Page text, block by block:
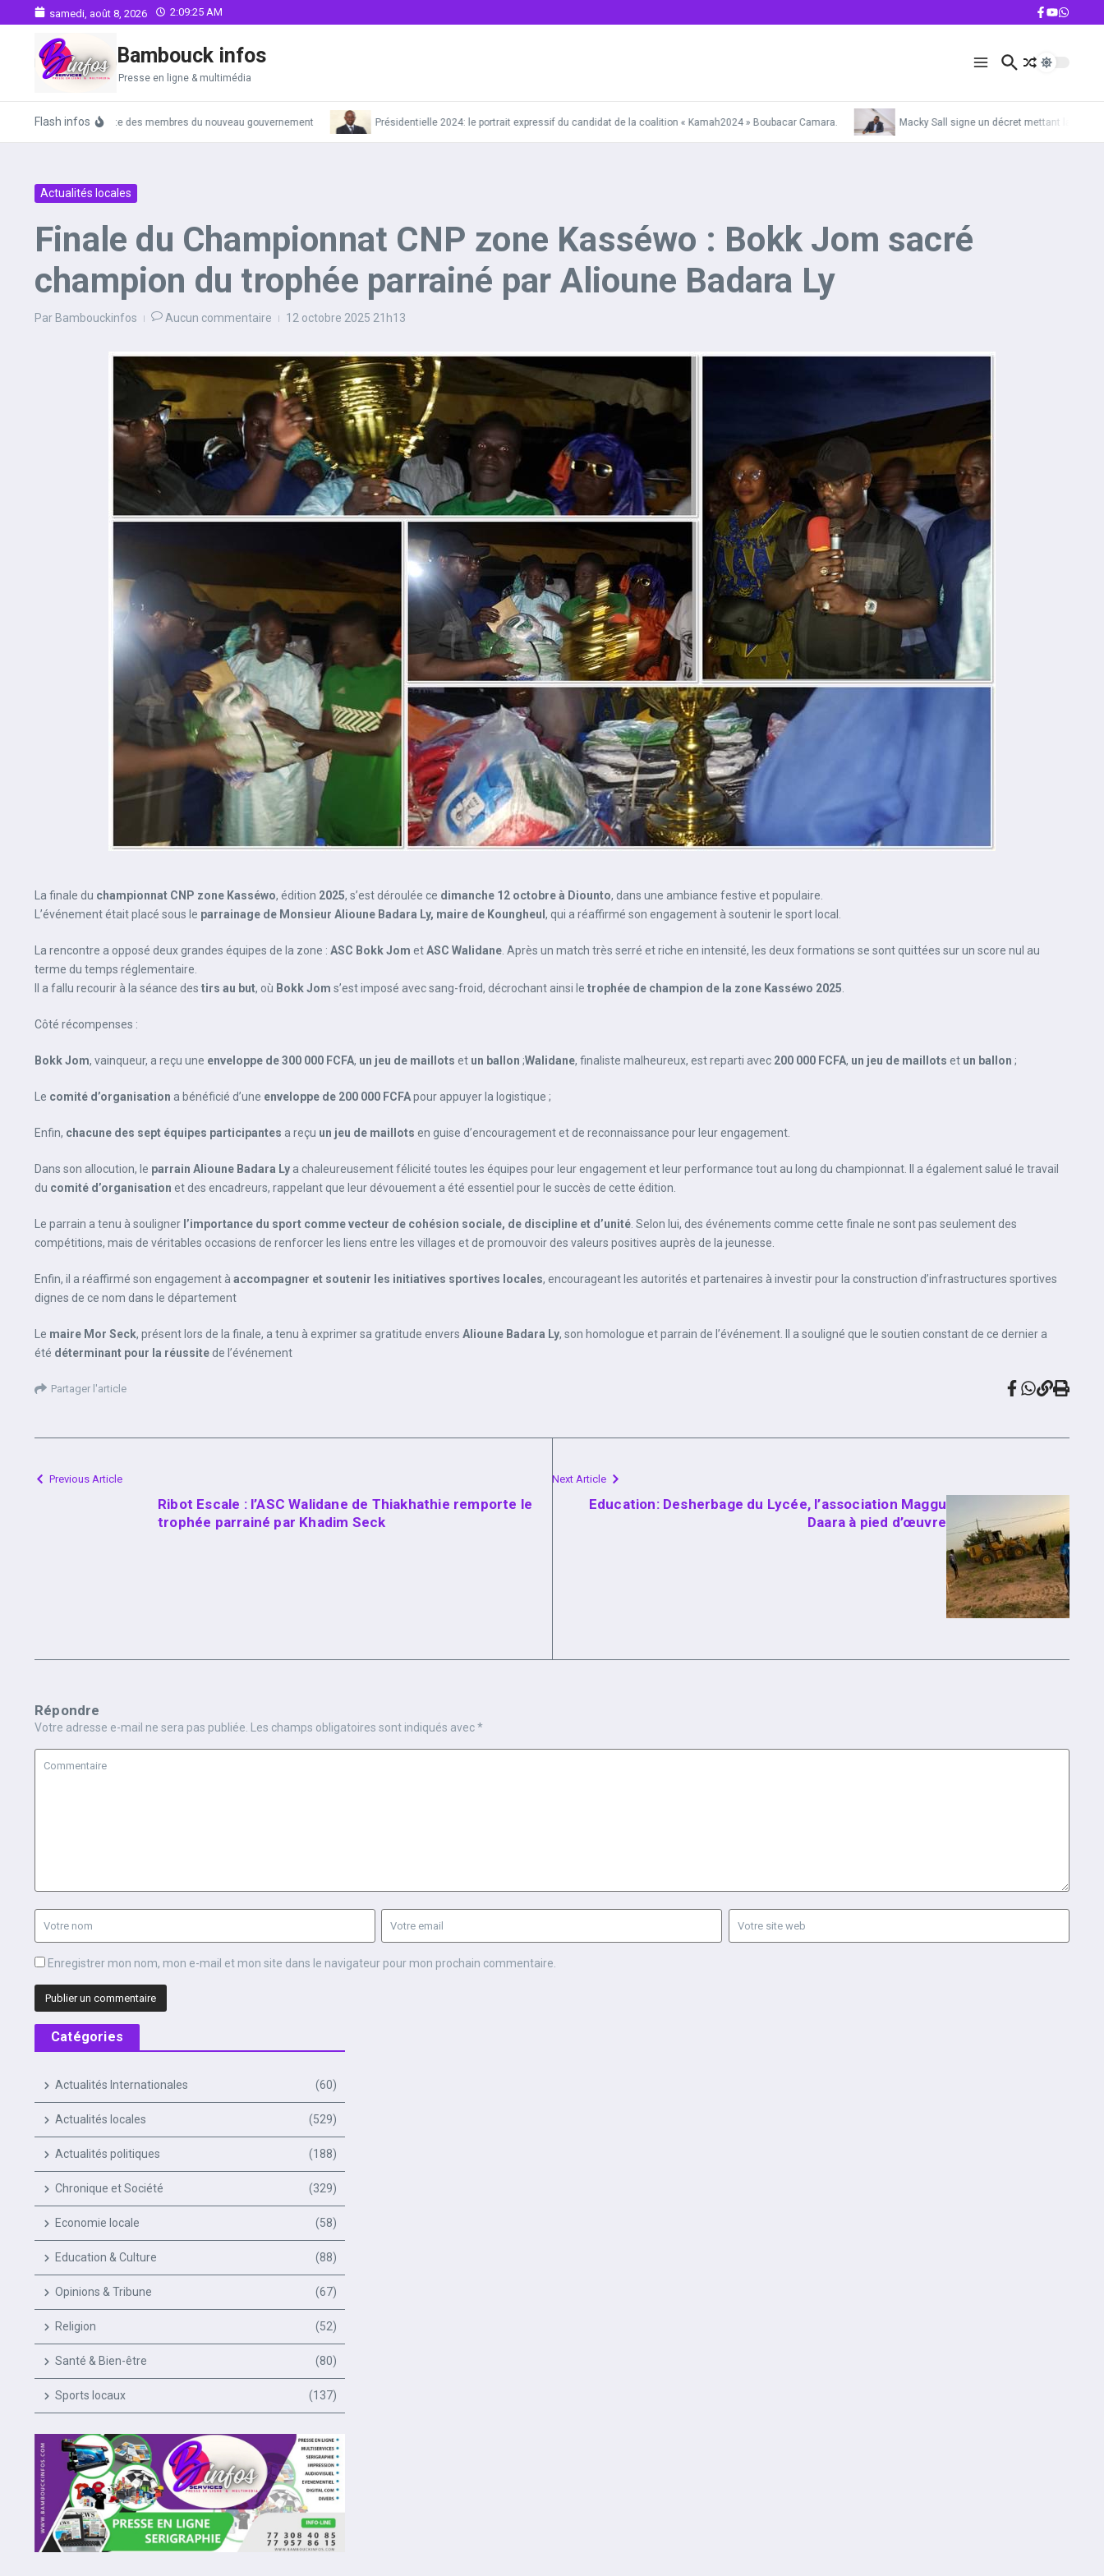
Aller au contenusamedi, août 8, 2026 2:09:26 AM
Bambouck infos
Presse en ligne & multimédia
Flash infos
La liste complète des membres du nouveau gouvernement Présidentielle 2024: le portrait expressif du candidat de la coalition « Kamah2024 » Boubacar Camara. Macky Sall signe un décret mettant la
Actualités locales
Finale du Championnat CNP zone Kasséwo : Bokk Jom sacré
champion du trophée parrainé par Alioune Badara Ly
Par Bambouckinfos Aucun commentaire 12 octobre 2025 21h13
La finale du championnat CNP zone Kasséwo, édition 2025, s’est déroulée ce dimanche 12 octobre à Diounto, dans une ambiance festive et populaire.
L’événement était placé sous le parrainage de Monsieur Alioune Badara Ly, maire de Koungheul , qui a réaffirmé son engagement à soutenir le sport local.
La rencontre a opposé deux grandes équipes de la zone : ASC Bokk Jom etASC Walidane. Après un match très serré et riche en intensité, les deux formations se sont quittées sur un score nul au
terme du temps réglementaire.
Il a fallu recourir à la séance des tirs au but, où Bokk Jom s’est imposé avec sang-froid, décrochant ainsi le trophée de champion de la zone Kasséwo 2025.
Côté récompenses :
Bokk Jom, vainqueur, a reçu une enveloppe de 300 000 FCFA, un jeu de maillots et un ballon ;Walidane, finaliste malheureux, est reparti avec 200 000 FCFA, un jeu de maillots et un ballon ;
Le comité d’organisation a bénéficié d’une enveloppe de 200 000 FCFApour appuyer la logistique ;
Enfin, chacune des sept équipes participantes a reçu un jeu de maillots en guise d’encouragement et de reconnaissance pour leur engagement.
Dans son allocution, le parrain Alioune Badara Ly a chaleureusement félicité toutes les équipes pour leur engagement et leur performance tout au long du championnat. Il a également salué le travail
du comité d’organisation et des encadreurs, rappelant que leur dévouement a été essentiel pour le succès de cette édition.
Le parrain a tenu à souligner l’importance du sport comme vecteur de cohésion sociale, de discipline et d’unité. Selon lui, des événements comme cette finale ne sont pas seulement des
compétitions, mais de véritables occasions de renforcer les liens entre les villages et de promouvoir des valeurs positives auprès de la jeunesse.
Enfin, il a réaffirmé son engagement à accompagner et soutenir les initiatives sportives locales, encourageant les autorités et partenaires à investir pour la construction d’infrastructures sportives
dignes de ce nom dans le département
Le maire Mor Seck, présent lors de la finale, a tenu à exprimer sa gratitude envers Alioune Badara Ly, son homologue et parrain de l’événement. Il a souligné que le soutien constant de ce dernier a
été déterminant pour la réussite de l’événement
Partager l'article
Previous Article
Ribot Escale : l’ASC Walidane de Thiakhathie remporte le
trophée parrainé par Khadim Seck
Next Article
Education: Desherbage du Lycée, l’association Maggu
Daara à pied d’œuvre‎
Répondre
Votre adresse e-mail ne sera pas publiée. Les champs obligatoires sont indiqués avec*
Enregistrer mon nom, mon e-mail et mon site dans le navigateur pour mon prochain commentaire.
Catégories
Actualités Internationales (60)
Actualités locales (529)
Actualités politiques (188)
Chronique et Société (329)
Economie locale (58)
Education & Culture (88)
Opinions & Tribune (67)
Religion (52)
Santé & Bien-être (80)
Sports locaux (137)